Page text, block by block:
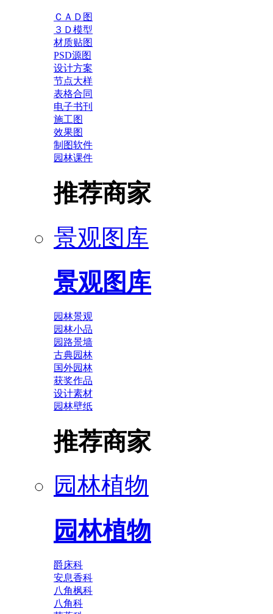
ＣＡＤ图
３Ｄ模型
材质贴图
PSD源图
设计方案
节点大样
表格合同
电子书刊
施工图
效果图
制图软件
园林课件
推荐商家
景观图库
景观图库
园林景观
园林小品
园路景墙
古典园林
国外园林
获奖作品
设计素材
园林壁纸
推荐商家
园林植物
园林植物
爵床科
安息香科
八角枫科
八角科